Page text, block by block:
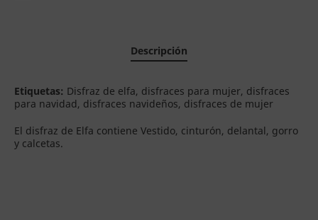
Descripción
Etiquetas: Disfraz de elfa, disfraces para mujer, disfraces
para navidad, disfraces navideños, disfraces de mujer
El disfraz de Elfa contiene Vestido, cinturón, delantal, gorro
y calcetas.